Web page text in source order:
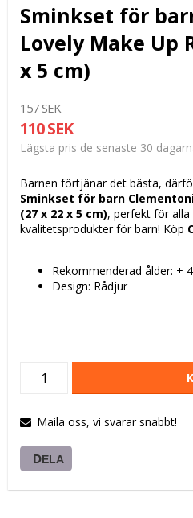
Sminkset för
Lovely Make Up
x 5 cm)
157 SEK
110 SEK
Lägsta pris de senaste 30
Barnen förtjänar det bästa,
Sminkset för barn
(27 x 22 x 5 cm), perfekt för
kvalitetsprodukter för barn! Köp
Rekommenderad ålder: +
Design: Rådjur
Maila oss, vi svarar snabbt!
DELA